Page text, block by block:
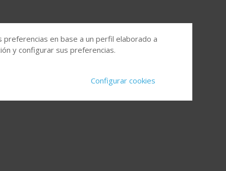
en base a un perfil elaborado a
y configurar sus preferencias.
Configurar cookies